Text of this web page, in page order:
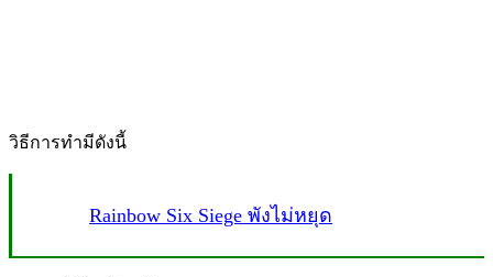
วิธีการทำมีดังนี้
Rainbow Six Siege พังไม่หยุด